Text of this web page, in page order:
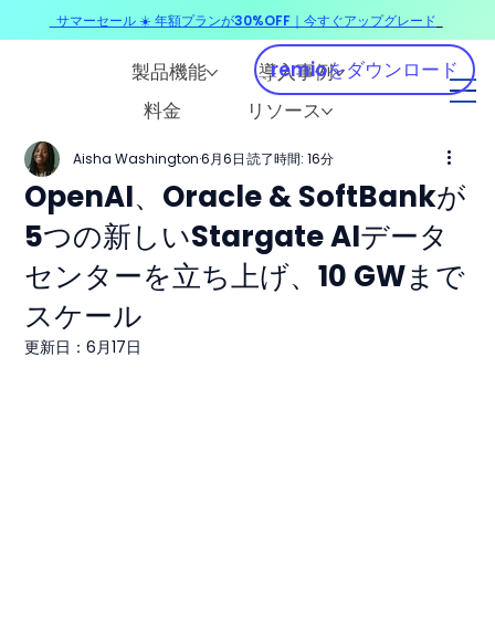
製品機能
導入事例
料金
リソース
remioをダウンロード
OpenAI、Oracle & SoftBankが
5つの新しいStargate AIデータ
センターを立ち上げ、10 GWまで
スケール
Aisha Washington 6月6日 読了時間: 16分
更新日：6月17日
サマーセール ☀️ 年額プランが30%OFF｜今すぐアップグレード